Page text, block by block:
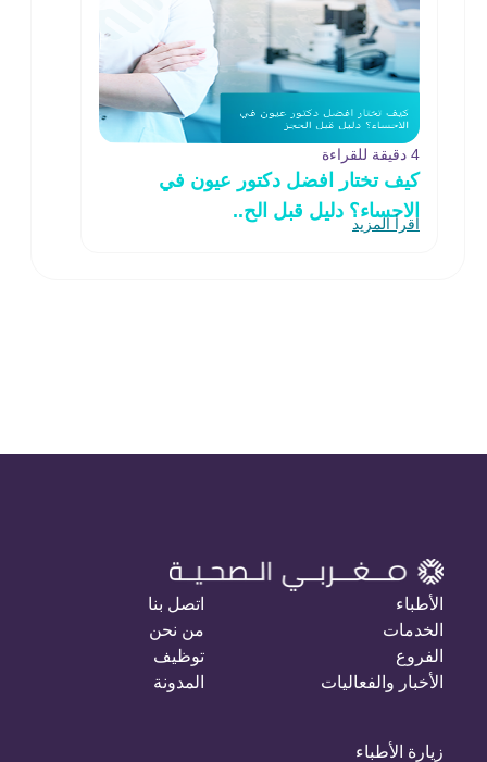
4 دقيقة للقراءة
كيف تختار افضل دكتور عيون في
الاحساء؟ دليل قبل الح..
اقرأ المزيد
الأطباء
الخدمات
الفروع
الأخبار والفعاليات
اتصل بنا
من نحن
توظيف
المدونة
زيارة الأطباء